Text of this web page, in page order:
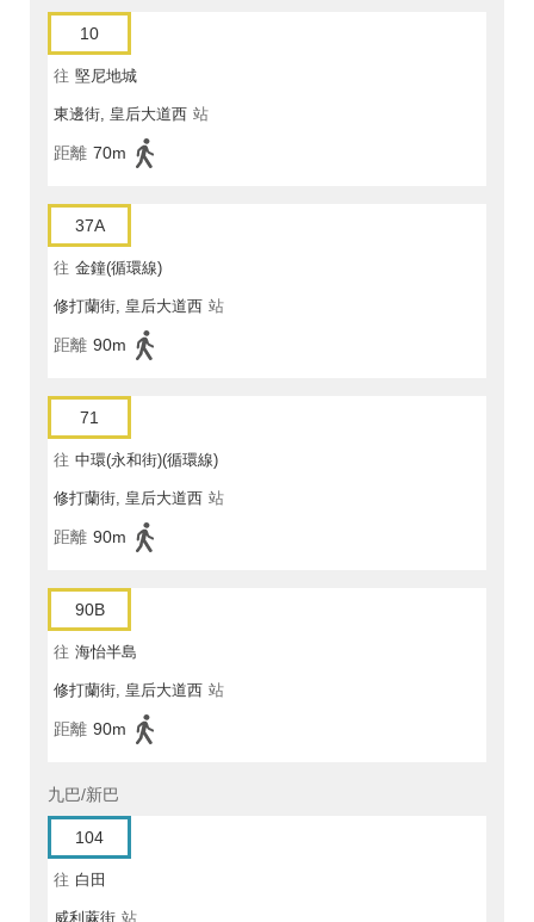
10
往 堅尼地城
東邊街, 皇后大道西 站
距離 70m
37A
往 金鐘(循環線)
修打蘭街, 皇后大道西 站
距離 90m
71
往 中環(永和街)(循環線)
修打蘭街, 皇后大道西 站
距離 90m
90B
往 海怡半島
修打蘭街, 皇后大道西 站
距離 90m
九巴/新巴
104
往 白田
威利蔴街 站